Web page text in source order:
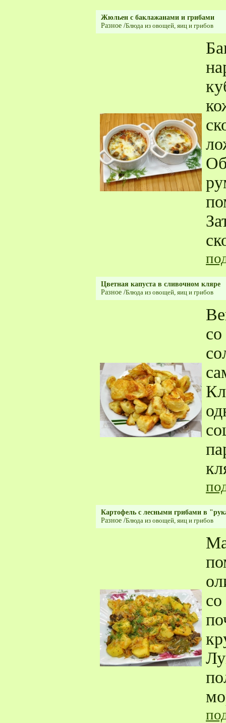
Жюльен с баклажанами и грибами
Разное /Блюда из овощей, яиц и грибов
Цветная капуста в сливочном кляре
Разное /Блюда из овощей, яиц и грибов
Картофель с лесными грибами в
Разное /Блюда из овощей, яиц и грибов